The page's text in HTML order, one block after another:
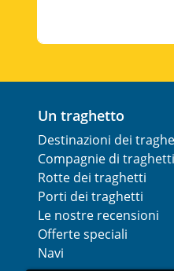
Un traghetto
Destinazioni dei
Compagnie di traghetti
Rotte dei traghetti
Porti dei traghetti
Le nostre recensioni
Offerte speciali
Navi